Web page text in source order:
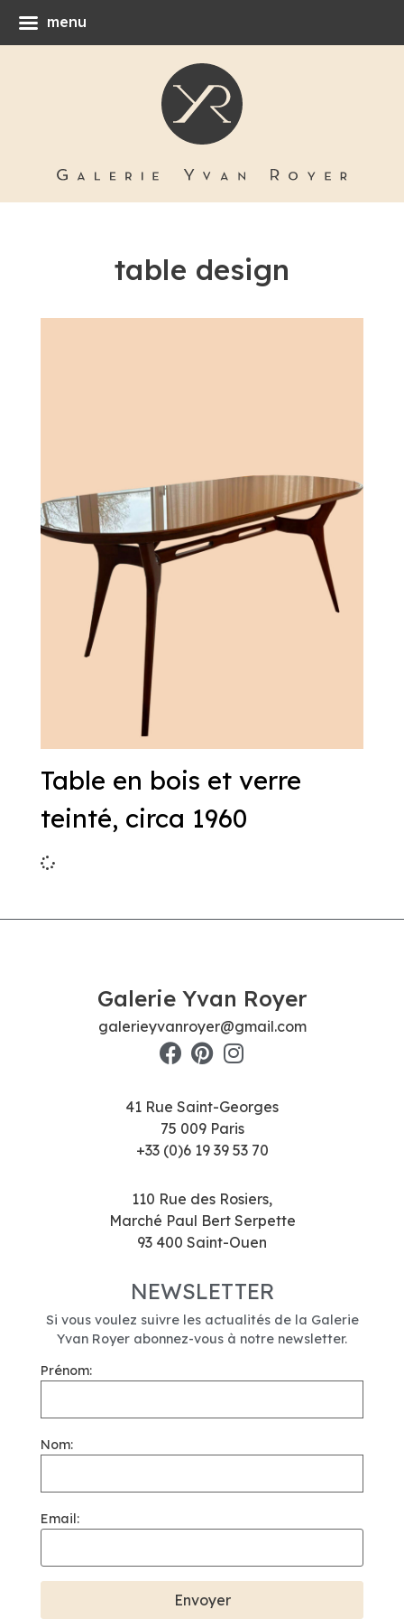
table design
Table en bois et verre
teinté, circa 1960
Galerie Yvan Royer
galerieyvanroyer@gmail.com
41 Rue Saint-Georges
75 009 Paris
+33 (0)6 19 39 53 70
110 Rue des Rosiers,
Marché Paul Bert Serpette
93 400 Saint-Ouen
NEWSLETTER
Si vous voulez suivre les actualités de la Galerie
Yvan Royer abonnez-vous à notre newsletter.
Prénom:
Nom:
Email:
menu